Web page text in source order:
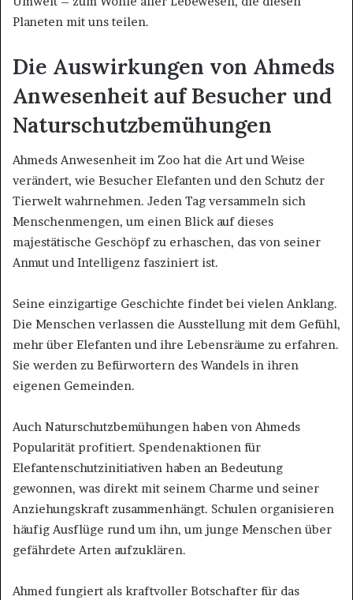
Planeten mit uns teilen.
Die Auswirkungen von Ahmeds
Anwesenheit auf Besucher und
Naturschutzbemühungen
Ahmeds Anwesenheit im Zoo hat die Art und Weise
verändert, wie Besucher Elefanten und den Schutz der
Tierwelt wahrnehmen. Jeden Tag versammeln sich
Menschenmengen, um einen Blick auf dieses
majestätische Geschöpf zu erhaschen, das von seiner
Anmut und Intelligenz fasziniert ist.
Seine einzigartige Geschichte findet bei vielen Anklang.
Die Menschen verlassen die Ausstellung mit dem Gefühl,
mehr über Elefanten und ihre Lebensräume zu erfahren.
Sie werden zu Befürwortern des Wandels in ihren
eigenen Gemeinden.
Auch Naturschutzbemühungen haben von Ahmeds
Popularität profitiert. Spendenaktionen für
Elefantenschutzinitiativen haben an Bedeutung
gewonnen, was direkt mit seinem Charme und seiner
Anziehungskraft zusammenhängt. Schulen organisieren
häufig Ausflüge rund um ihn, um junge Menschen über
gefährdete Arten aufzuklären.
Ahmed fungiert als kraftvoller Botschafter für das